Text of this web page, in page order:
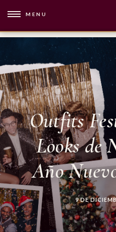
MENU
Outfits
Looks de
Año
9 DE